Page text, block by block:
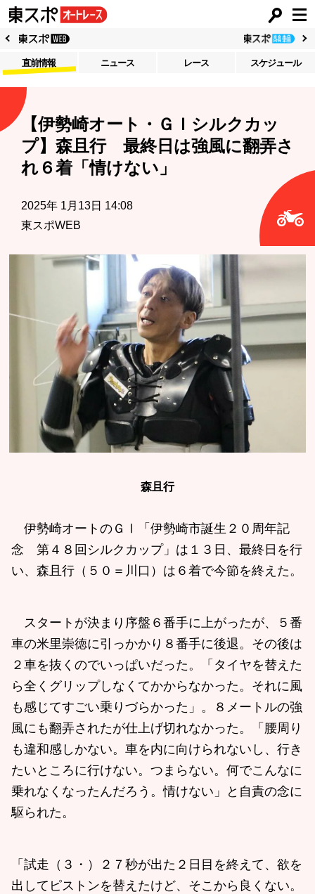
直前情報 ニュース レース スケジュール
【伊勢崎オート・ＧＩシルクカッ
プ】森且行 最終日は強風に翻弄さ
れ６着「情けない」
2025年 1月13日 14:08
東スポWEB
森且行
伊勢崎オートのＧⅠ「伊勢崎市誕生２０周年記
念 第４８回シルクカップ」は１３日、最終日を行
い、森且行（５０＝川口）は６着で今節を終えた。
スタートが決まり序盤６番手に上がったが、５番
車の米里崇徳に引っかかり８番手に後退。その後は
２車を抜くのでいっぱいだった。「タイヤを替えた
ら全くグリップしなくてかからなかった。それに風
も感じてすごい乗りづらかった」。８メートルの強
風にも翻弄されたが仕上げ切れなかった。「腰周り
も違和感しかない。車を内に向けられないし、行き
たいところに行けない。つまらない。何でこんなに
乗れなくなったんだろう。情けない」と自責の念に
駆られた。
「試走（３・）２７秒が出た２日目を終えて、欲を
出してピストンを替えたけど、そこから良くない。